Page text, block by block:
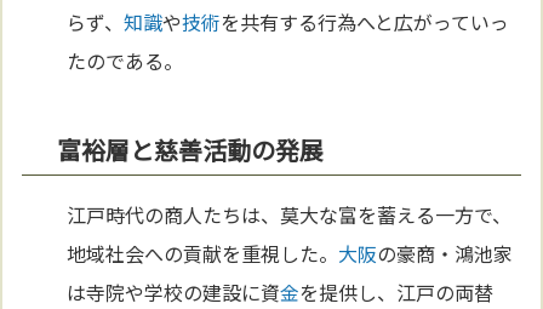
らず、知識や技術を共有する行為へと広がっていっ
たのである。
富裕層と慈善活動の発展
江戸時代の商人たちは、莫大な富を蓄える一方で、
地域社会への貢献を重視した。 大阪の豪商・鴻池家
は寺院や学校の建設に資金を提供し、江戸の両替